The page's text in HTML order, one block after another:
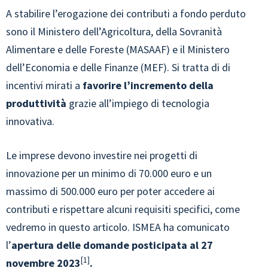
A stabilire l’erogazione dei contributi a fondo perduto
sono il Ministero dell’Agricoltura, della Sovranità
Alimentare e delle Foreste (MASAAF) e il Ministero
dell’Economia e delle Finanze (MEF). Si tratta di di
incentivi mirati a favorire l’incremento della
produttività grazie all’impiego di tecnologia
innovativa.
Le imprese devono investire nei progetti di
innovazione per un minimo di 70.000 euro e un
massimo di 500.000 euro per poter accedere ai
contributi e rispettare alcuni requisiti specifici, come
vedremo in questo articolo. ISMEA ha comunicato
l’apertura delle domande posticipata al 27
novembre 2023 1 .